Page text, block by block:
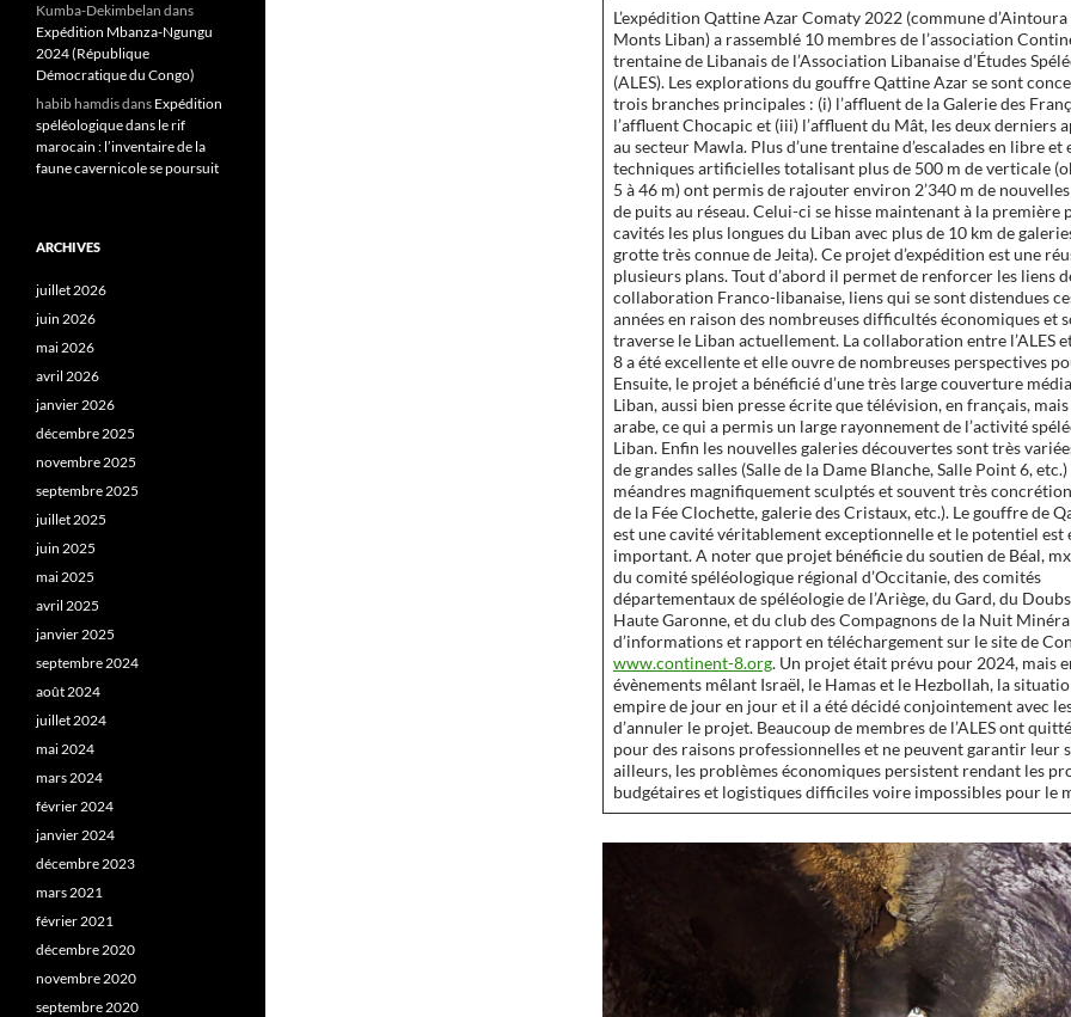
L’expédition Qattine Azar Comaty 2022 (commune
Monts Liban) a rassemblé 10 membres de l’association
trentaine de Libanais de l’Association Libanaise d’Études
(ALES). Les explorations du gouffre Qattine Azar se sont
trois branches principales : (i) l’affluent de la Galerie des
l’affluent Chocapic et (iii) l’affluent du Mât, les deux derniers
au secteur Mawla. Plus d’une trentaine d’escalades en libre et
techniques artificielles totalisant plus de 500 m de verticale
5 à 46 m) ont permis de rajouter environ 2’340 m de
de puits au réseau. Celui-ci se hisse maintenant à la première
cavités les plus longues du Liban avec plus de 10 km de
grotte très connue de Jeita). Ce projet d’expédition est une
plusieurs plans. Tout d’abord il permet de renforcer les liens
collaboration Franco-libanaise, liens qui se sont distendues
années en raison des nombreuses difficultés économiques et
traverse le Liban actuellement. La collaboration entre l’ALES
8 a été excellente et elle ouvre de nombreuses perspectives
Ensuite, le projet a bénéficié d’une très large couverture
Liban, aussi bien presse écrite que télévision, en français, mais
arabe, ce qui a permis un large rayonnement de l’activité
Liban. Enfin les nouvelles galeries découvertes sont très
de grandes salles (Salle de la Dame Blanche, Salle Point 6, etc.)
méandres magnifiquement sculptés et souvent très
de la Fée Clochette, galerie des Cristaux, etc.). Le gouffre de
est une cavité véritablement exceptionnelle et le potentiel est
important. A noter que projet bénéficie du soutien de Béal,
du comité spéléologique régional d’Occitanie, des comités
départementaux de spéléologie de l’Ariège, du Gard, du
Haute Garonne, et du club des Compagnons de la Nuit
d’informations et rapport en téléchargement sur le site de
www.continent-8.org. Un projet était prévu pour 2024, mais
évènements mêlant Israël, le Hamas et le Hezbollah, la
empire de jour en jour et il a été décidé conjointement avec
d’annuler le projet. Beaucoup de membres de l’ALES ont
pour des raisons professionnelles et ne peuvent garantir leur
ailleurs, les problèmes économiques persistent rendant les
budgétaires et logistiques difficiles voire impossibles pour le
Kumba-Dekimbelan dans
Expédition Mbanza-Ngungu
2024 (République
Démocratique du Congo)
habib hamdisdans Expédition
spéléologique dans le rif
marocain : l’inventaire de la
faune cavernicole se poursuit
ARCHIVES
juillet 2026
juin 2026
mai 2026
avril 2026
janvier 2026
décembre 2025
novembre 2025
septembre 2025
juillet 2025
juin 2025
mai 2025
avril 2025
janvier 2025
septembre 2024
août 2024
juillet 2024
mai 2024
mars 2024
février 2024
janvier 2024
décembre 2023
mars 2021
février 2021
décembre 2020
novembre 2020
septembre 2020